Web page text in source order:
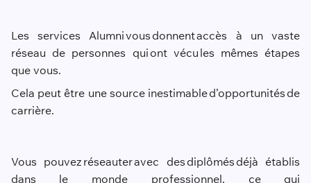
Les services Alumni vous donnent accès à un vaste
réseau de personnes qui ont vécu les mêmes étapes
que vous.
Cela peut être une source inestimable d’opportunités de
carrière.
Vous pouvez réseauter avec des diplômés déjà établis
dans le monde professionnel, ce qui